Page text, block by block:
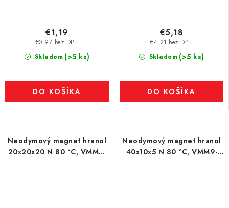
Skladom (>5 ks)
€0,97 bez DPH
€1,19
DO KOŠÍKA
Skladom (>5 ks)
€4,21 bez DPH
€5,18
DO KOŠÍKA
Neodymový magnet hranol
20x20x20 N 80 °C, VMM4-
Neodymový magnet hranol
40x10x5 N 80 °C, VMM9-